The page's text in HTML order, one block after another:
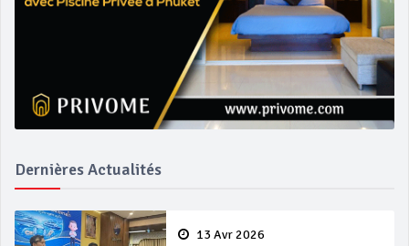
Dernières Actualités
13 Avr 2026